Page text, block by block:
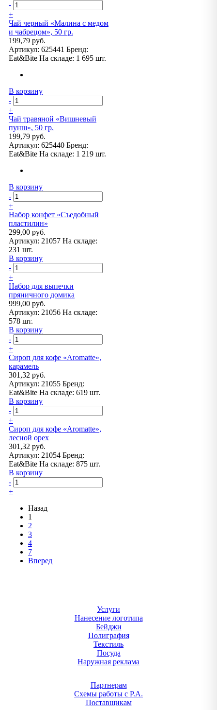
-
+
Чай черный «Малина с медом
и чабрецом», 50 гр.
199,79 руб.
Артикул: 625441 Бренд:
Eat&Bite На складе: 1 695 шт.
В корзину
-
+
Чай травяной «Вишневый
пунш», 50 гр.
199,79 руб.
Артикул: 625440 Бренд:
Eat&Bite На складе: 1 219 шт.
В корзину
-
+
Набор конфет «Съедобный
пластилин»
299,00 руб.
Артикул: 21057 На складе:
231 шт.
В корзину
-
+
Набор для выпечки
пряничного домика
999,00 руб.
Артикул: 21056 На складе:
578 шт.
В корзину
-
+
Сироп для кофе «Aromatte»,
карамель
301,32 руб.
Артикул: 21055 Бренд:
Eat&Bite На складе: 619 шт.
В корзину
-
+
Сироп для кофе «Aromatte»,
лесной орех
301,32 руб.
Артикул: 21054 Бренд:
Eat&Bite На складе: 875 шт.
В корзину
-
+
Назад
1
2
3
4
7
Вперед
Услуги
Нанесение логотипа
Бейджи
Полиграфия
Текстиль
Посуда
Наружная реклама
Партнерам
Схемы работы с Р.А.
Поставщикам